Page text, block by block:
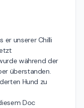
er unserer Chilli
während der
überstanden.
Hund zu
Doc